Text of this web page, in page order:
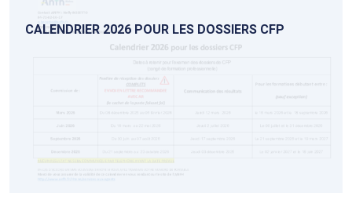
CALENDRIER 2026 POUR LES DOSSIERS CFP